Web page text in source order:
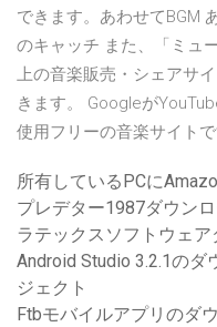
できます。あわせてBGM
のキャッチ また、「ミュ
上の音楽販売・シェアサ
きます。 Googleが
使用フリーの音楽サイトで
所有しているPCに
プレデター1987ダウン
ラテックスソフトウェ
Android Studio 3.2.1のダ
ジェクト
Ftbモバイルアプリのダ